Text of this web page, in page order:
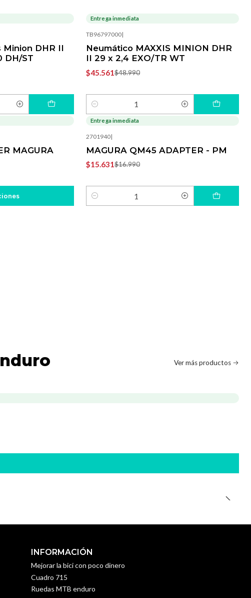
Minion DHR II
DH/ST
-7%OFF
Entrega inmediata
TB96797000|
Neumático MAXXIS MINION DHR
II 29 x 2,4 EXO/TR WT
$45.561$48.990
Cantidad
MAGURA
-8%OFF
Entrega inmediata
2701940|
MAGURA QM45 ADAPTER - PM
$15.631$16.990
Cantidad
Ver más productos
INFORMACIÓN
Mejorar la bici con poco dinero
Cuadro 715
Ruedas MTB enduro